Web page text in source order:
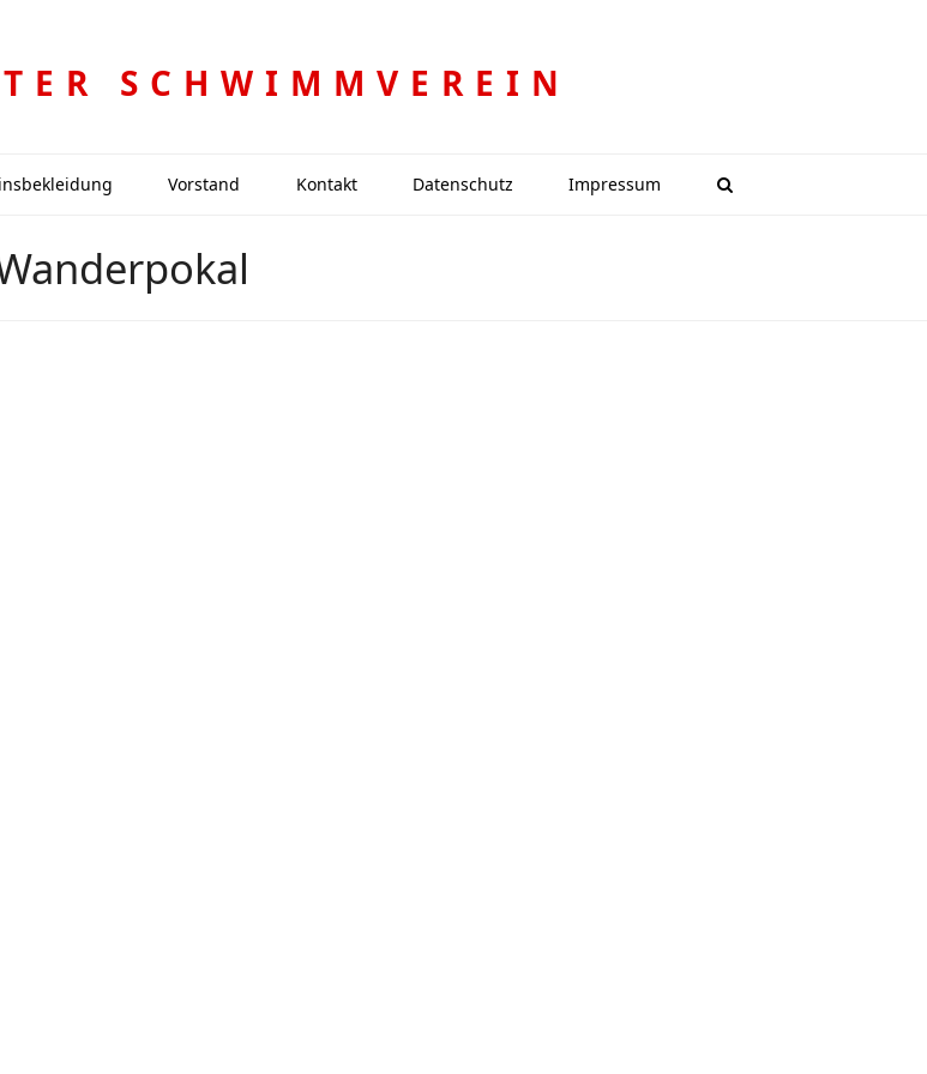
SCHWIMMVEREIN
Vorstand Kontakt Datenschutz Impressum